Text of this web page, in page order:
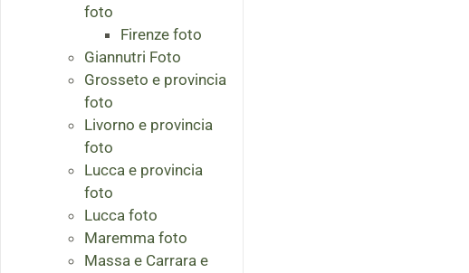
foto
Firenze foto
Giannutri Foto
Grosseto e provincia
foto
Livorno e provincia
foto
Lucca e provincia
foto
Lucca foto
Maremma foto
Massa e Carrara e